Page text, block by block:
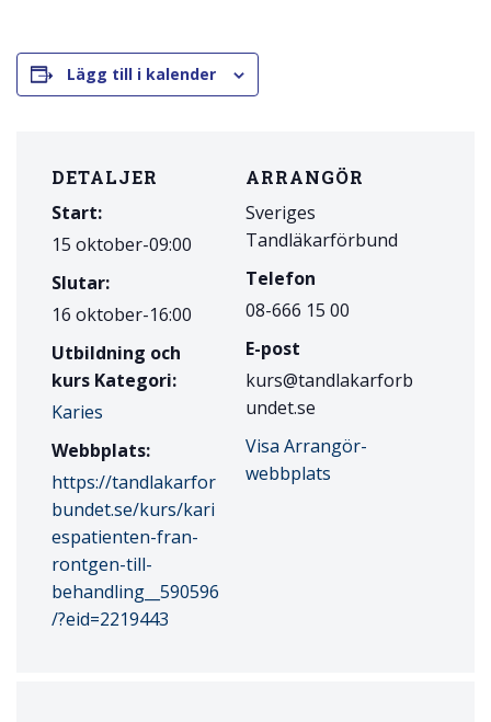
Lägg till i kalender
DETALJER
Start:
15 oktober-09:00
Slutar:
16 oktober-16:00
Utbildning och
kurs Kategori:
Karies
Webbplats:
https://tandlakarfor
bundet.se/kurs/kari
espatienten-fran-
rontgen-till-
behandling__590596
/?eid=2219443
ARRANGÖR
Sveriges
Tandläkarförbund
Telefon
08-666 15 00
E-post
kurs@tandlakarforb
undet.se
Visa Arrangör-
webbplats